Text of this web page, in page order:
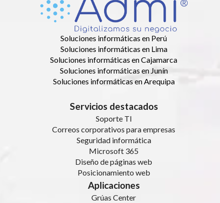
Soluciones informáticas en Perú
Soluciones informáticas en Lima
Soluciones informáticas en Cajamarca
Soluciones informáticas en Junín
Soluciones informáticas en Arequipa
Servicios destacados
Soporte TI
Correos corporativos para empresas
Seguridad informática
Microsoft 365
Diseño de páginas web
Posicionamiento web
Aplicaciones
Grúas Center